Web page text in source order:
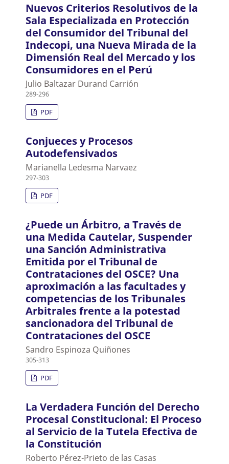
Nuevos Criterios Resolutivos de la
Sala Especializada en Protección
del Consumidor del Tribunal del
Indecopi, una Nueva Mirada de la
Dimensión Real del Mercado y los
Consumidores en el Perú
Julio Baltazar Durand Carrión
289-296
PDF
Conjueces y Procesos
Autodefensivados
Marianella Ledesma Narvaez
297-303
PDF
¿Puede un Árbitro, a Través de
una Medida Cautelar, Suspender
una Sanción Administrativa
Emitida por el Tribunal de
Contrataciones del OSCE? Una
aproximación a las facultades y
competencias de los Tribunales
Arbitrales frente a la potestad
sancionadora del Tribunal de
Contrataciones del OSCE
Sandro Espinoza Quiñones
305-313
PDF
La Verdadera Función del Derecho
Procesal Constitucional: El Proceso
al Servicio de la Tutela Efectiva de
la Constitución
Roberto Pérez-Prieto de las Casas